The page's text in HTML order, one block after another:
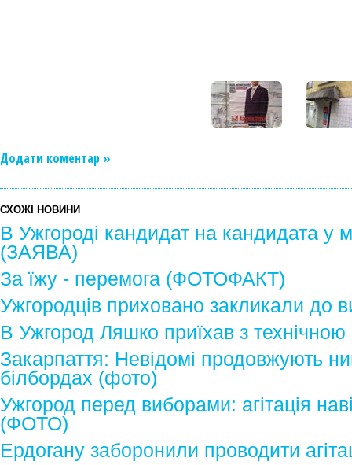
Додати коментар »
СХОЖІ НОВИНИ
В Ужгороді кандидат на кандидата у
(ЗАЯВА)
За їжу - перемога (ФОТОФАКТ)
Ужгородців приховано закликали до
В Ужгород Ляшко приїхав з
Закарпаття: Невідомі продовжують
білбордах (фото)
Ужгород перед виборами: агітація
(ФОТО)
Ердогану заборонили проводити